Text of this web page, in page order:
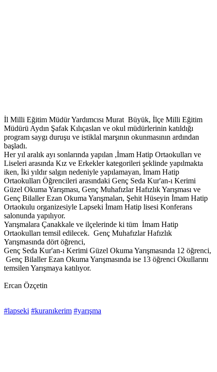
İl Milli Eğitim Müdür Yardımcısı Murat Büyük, İlçe Milli Eğitim
Müdürü Aydın Şafak Kılıçaslan ve okul müdürlerinin katıldığı
program saygı duruşu ve istiklal marşının okunmasının ardından
başladı.
Her yıl aralık ayı sonlarında yapılan ,İmam Hatip Ortaokulları ve
Liseleri arasında Kız ve Erkekler kategorileri şeklinde yapılmakta
iken, İki yıldır salgın nedeniyle yapılamayan, İmam Hatip
Ortaokulları Öğrencileri arasındaki Genç Seda Kur'an-ı Kerimi
Güzel Okuma Yarışması, Genç Muhafızlar Hafızlık Yarışması ve
Genç Bilaller Ezan Okuma Yarışmaları, Şehit Hüseyin İmam Hatip
Ortaokulu organizesiyle Lapseki İmam Hatip lisesi Konferans
salonunda yapılıyor.
Yarışmalara Çanakkale ve ilçelerinde ki tüm İmam Hatip
Ortaokulları temsil edilecek. Genç Muhafızlar Hafızlık
Yarışmasında dört öğrenci,
Genç Seda Kur'an-ı Kerimi Güzel Okuma Yarışmasında 12 öğrenci,
Genç Bilaller Ezan Okuma Yarışmasında ise 13 öğrenci Okullarını
temsilen Yarışmaya katılıyor.
Ercan Özçetin
#lapseki #kuranıkerim #yarışma